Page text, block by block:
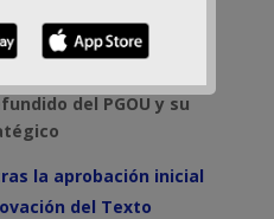
del PGOU y su
la aprobación inicial
del Texto